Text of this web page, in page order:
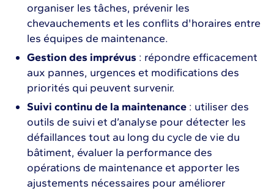
organiser les tâches, prévenir les
chevauchements et les conflits d'horaires entre
les équipes de maintenance.
Gestion des imprévus : répondre efficacement
aux pannes, urgences et modifications des
priorités qui peuvent survenir.
Suivi continu de la maintenance : utiliser des
outils de suivi et d’analyse pour détecter les
défaillances tout au long du cycle de vie du
bâtiment, évaluer la performance des
opérations de maintenance et apporter les
ajustements nécessaires pour améliorer